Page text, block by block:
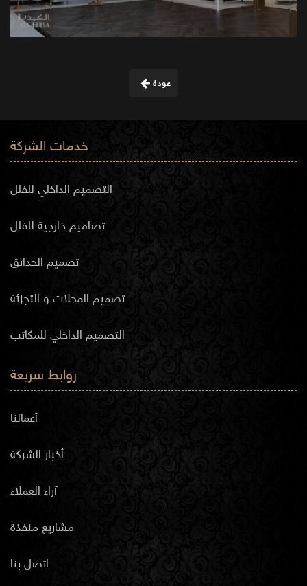
عودة
خدمات الشركة
التصميم الداخلي للفلل
تصاميم خارجية للفلل
تصميم الحدائق
تصميم المحلات و التجزئة
التصميم الداخلي للمكاتب
روابط سريعة
أعمالنا
أخبار الشركة
آراء العملاء
مشاريع منفذة
اتصل بنا